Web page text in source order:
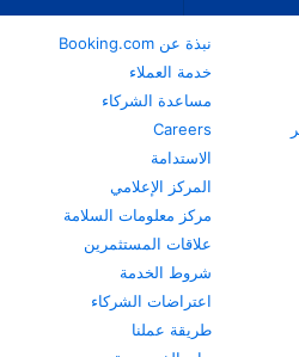
نبذة عن Booking.com
خدمة العملاء
مساعدة الشركاء
Careers
الاستدامة
المركز الإعلامي
مركز معلومات السلامة
علاقات المستثمرين
شروط الخدمة
اعتراضات الشركاء
طريقة عملنا